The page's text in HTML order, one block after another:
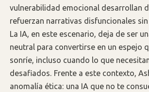
vulnerabilidad emocional desarrollan
refuerzan narrativas disfuncionales
La IA, en este escenario, deja de ser
neutral para convertirse en un espejo
sonríe, incluso cuando lo que
desafiados. Frente a este contexto,
anomalía ética: una IA que no te